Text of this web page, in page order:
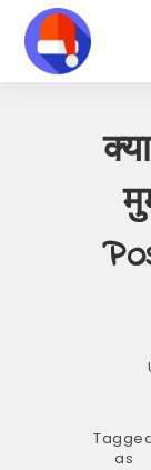
content
as